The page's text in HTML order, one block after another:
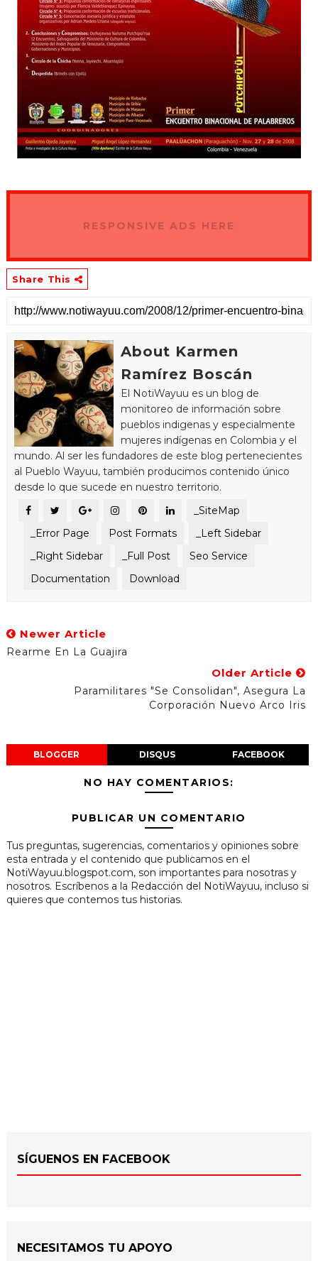
RESPONSIVE ADS HERE
Share This
About Karmen
Ramírez Boscán
El NotiWayuu es un blog de
monitoreo de información sobre
pueblos indigenas y especialmente
mujeres indígenas en Colombia y el
mundo. Al ser les fundadores de este blog pertenecientes
al Pueblo Wayuu, también producimos contenido único
desde lo que sucede en nuestro territorio.
_SiteMap
_Error Page
Post Formats
_Left Sidebar
_Right Sidebar
_Full Post
Seo Service
Documentation
Download
Newer Article
Rearme En La Guajira
Older Article
Paramilitares "se Consolidan", Asegura La
Corporación Nuevo Arco Iris
BLOGGER DISQUS FACEBOOK
NO HAY COMENTARIOS:
PUBLICAR UN COMENTARIO
Tus preguntas, sugerencias, comentarios y opiniones sobre
esta entrada y el contenido que publicamos en el
NotiWayuu.blogspot.com, son importantes para nosotras y
nosotros. Escríbenos a la Redacción del NotiWayuu, incluso si
quieres que contemos tus historias.
SÍGUENOS EN FACEBOOK
NECESITAMOS TU APOYO